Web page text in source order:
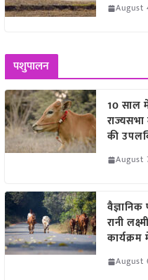
August
पशुपालन
10 साल
की
August
रानी
August